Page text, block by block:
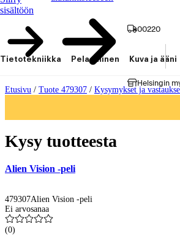
sisältöön
00220
Helsingin
Tietotekniikka Pelaaminen Kuva ja ääni
Etusivu / Tuote 479307 / Kysymykset ja
Kysy tuotteesta
Alien Vision -peli
479307Alien Vision -peli
Ei arvosanaa
(0)